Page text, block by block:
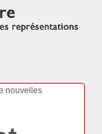
nouvelles